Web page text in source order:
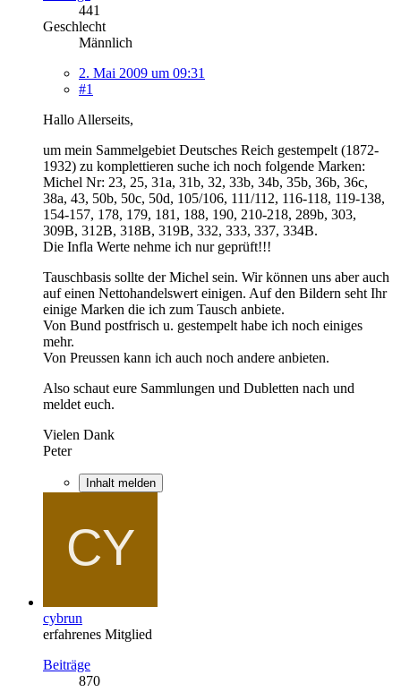
441
Geschlecht
Männlich
2. Mai 2009 um 09:31
#1
Hallo Allerseits,
um mein Sammelgebiet Deutsches Reich gestempelt (1872-
1932) zu komplettieren suche ich noch folgende Marken:
Michel Nr: 23, 25, 31a, 31b, 32, 33b, 34b, 35b, 36b, 36c,
38a, 43, 50b, 50c, 50d, 105/106, 111/112, 116-118, 119-138,
154-157, 178, 179, 181, 188, 190, 210-218, 289b, 303,
309B, 312B, 318B, 319B, 332, 333, 337, 334B.
Die Infla Werte nehme ich nur geprüft!!!
Tauschbasis sollte der Michel sein. Wir können uns aber auch
auf einen Nettohandelswert einigen. Auf den Bildern seht Ihr
einige Marken die ich zum Tausch anbiete.
Von Bund postfrisch u. gestempelt habe ich noch einiges
mehr.
Von Preussen kann ich auch noch andere anbieten.
Also schaut eure Sammlungen und Dubletten nach und
meldet euch.
Vielen Dank
Peter
Inhalt melden
cybrun
erfahrenes Mitglied
Beiträge
870